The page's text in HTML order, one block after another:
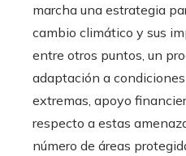
marcha una estrategia
cambio climático y sus
entre otros puntos, un
adaptación a
extremas, apoyo
respecto a estas
número de áreas